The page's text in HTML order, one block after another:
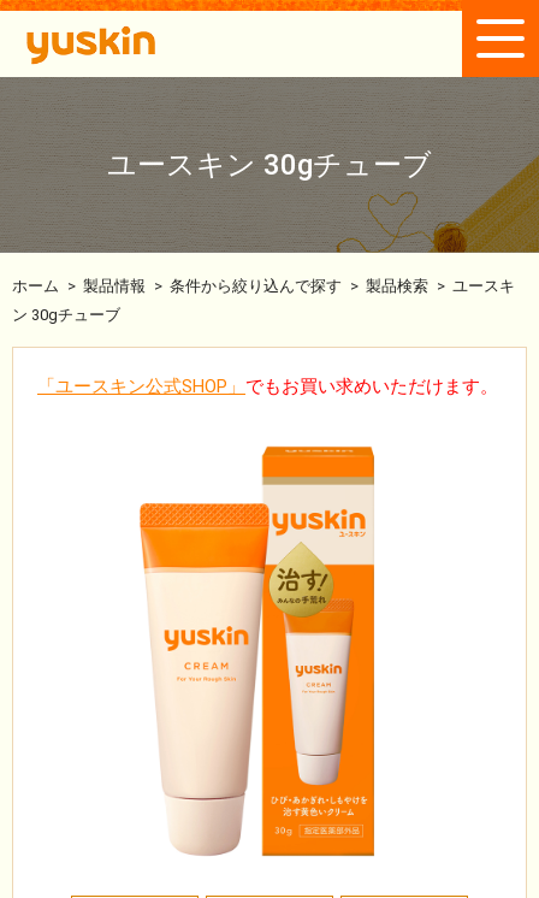
ユースキン 30gチューブ
ホーム > 製品情報 > 条件から絞り込んで探す > 製品検索 > ユースキ
ン 30gチューブ
「ユースキン公式SHOP」 でもお買い求めいただけます。